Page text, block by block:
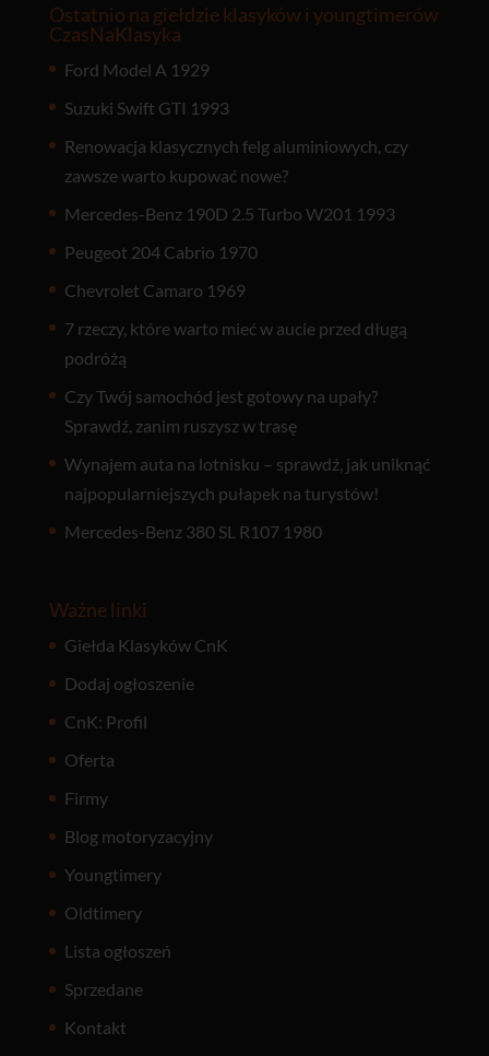
Ostatnio na giełdzie klasyków i youngtimerów
CzasNaKlasyka
Ford Model A 1929
Suzuki Swift GTI 1993
Renowacja klasycznych felg aluminiowych, czy
zawsze warto kupować nowe?
Mercedes-Benz 190D 2.5 Turbo W201 1993
Peugeot 204 Cabrio 1970
Chevrolet Camaro 1969
7 rzeczy, które warto mieć w aucie przed długą
podróżą
Czy Twój samochód jest gotowy na upały?
Sprawdź, zanim ruszysz w trasę
Wynajem auta na lotnisku – sprawdź, jak uniknąć
najpopularniejszych pułapek na turystów!
Mercedes-Benz 380 SL R107 1980
Ważne linki
Giełda Klasyków CnK
Dodaj ogłoszenie
CnK: Profil
Oferta
Firmy
Blog motoryzacyjny
Youngtimery
Oldtimery
Lista ogłoszeń
Sprzedane
Kontakt